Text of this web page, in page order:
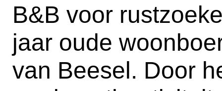
B&B voor
jaar oude
van Beesel. Door